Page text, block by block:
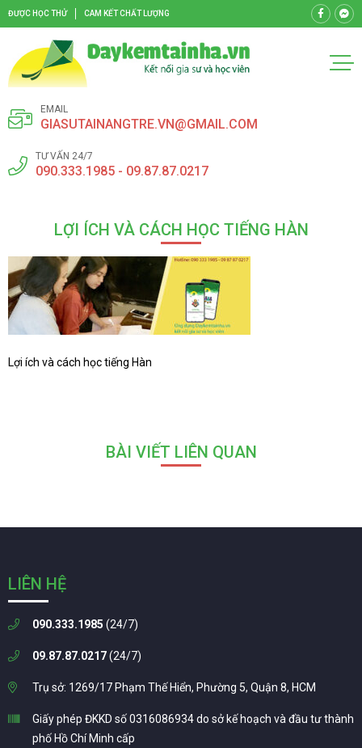
ĐƯỢC HỌC THỬ CAM KẾT CHẤT LƯỢNG
EMAIL
GIASUTAINANGTRE.VN@GMAIL.COM
TƯ VẤN 24/7
090.333.1985 - 09.87.87.0217
LỢI ÍCH VÀ CÁCH HỌC TIẾNG HÀN
Lợi ích và cách học tiếng Hàn
BÀI VIẾT LIÊN QUAN
LIÊN HỆ
090.333.1985 (24/7)
09.87.87.0217(24/7)
Trụ sở: 1269/17 Phạm Thế Hiển, Phường 5, Quận 8, HCM
Giấy phép ĐKKD số 0316086934 do sở kế hoạch và đầu tư thành
phố Hồ Chí Minh cấp